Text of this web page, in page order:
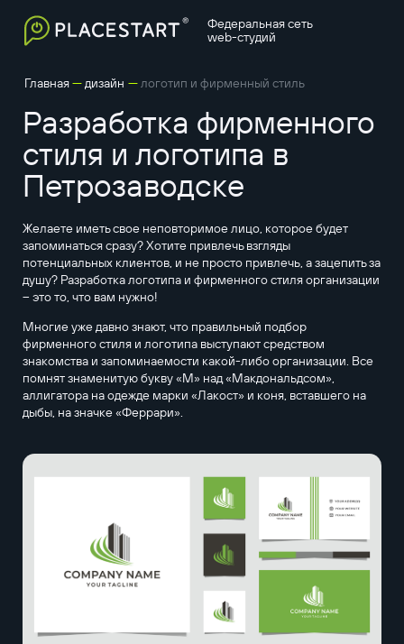
Федеральная сеть
web-студий
Главная—дизайн —логотип и фирменный стиль
Разработка фирменного
стиля и логотипа в
Петрозаводске
Желаете иметь свое неповторимое лицо, которое будет
запоминаться сразу? Хотите привлечь взгляды
потенциальных клиентов, и не просто привлечь, а зацепить за
душу? Разработка логотипа и фирменного стиля организации
– это то, что вам нужно!
Многие уже давно знают, что правильный подбор
фирменного стиля и логотипа выступают средством
знакомства и запоминаемости какой-либо организации. Все
помнят знаменитую букву «М» над «Макдональдсом»,
аллигатора на одежде марки «Лакост» и коня, вставшего на
дыбы, на значке «Феррари».